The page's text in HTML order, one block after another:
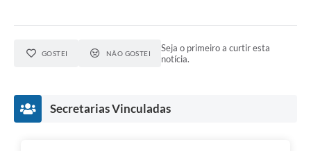
GOSTEI NÃO GOSTEI
Seja o primeiro a curtir esta
notícia.
Secretarias Vinculadas